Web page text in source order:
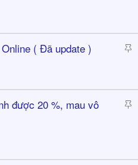
c
kS
c
k
( Đã update )
S
k
được 20 %, mau vô